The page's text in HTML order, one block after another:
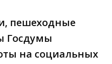
пешеходные
Госдумы
на социальных